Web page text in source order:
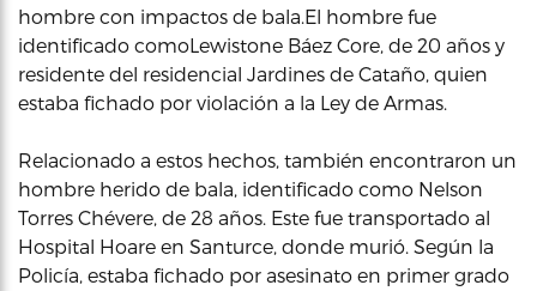
hombre con impactos de bala.El hombre fue
identificado comoLewistone Báez Core, de 20 años y
residente del residencial Jardines de Cataño, quien
estaba fichado por violación a la Ley de Armas.
Relacionado a estos hechos, también encontraron un
hombre herido de bala, identificado como Nelson
Torres Chévere, de 28 años. Este fue transportado al
Hospital Hoare en Santurce, donde murió. Según la
Policía, estaba fichado por asesinato en primer grado